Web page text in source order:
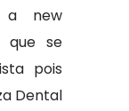
a new
que se
pois
Dental